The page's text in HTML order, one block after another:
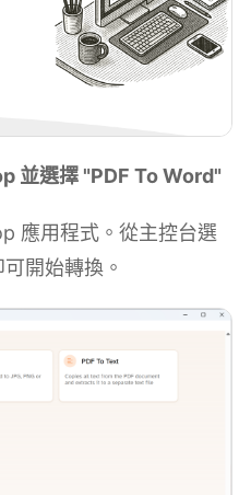
並選擇 "PDF To Word"
應用程式。從主控台選
開始轉換。